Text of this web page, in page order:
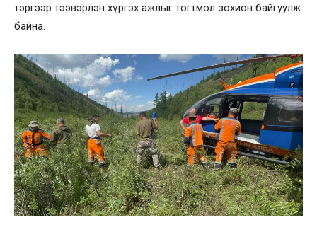
тэргээр тээвэрлэн хүргэх ажлыг тогтмол зохион байгуулж
байна.